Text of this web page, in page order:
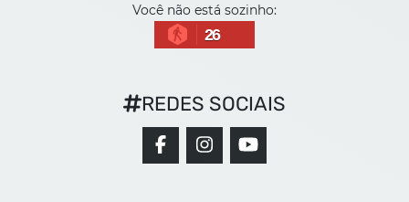
Você não está sozinho:
26
REDES SOCIAIS